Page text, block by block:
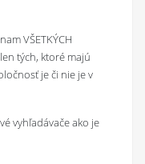
VŠETKÝCH
tých, ktoré majú
je či nie je v
vyhľadávače ako je